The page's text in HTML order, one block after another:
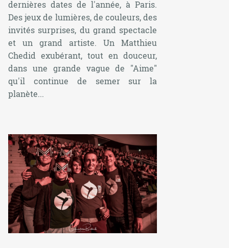
dernières dates de l'année, à Paris.
Des jeux de lumières, de couleurs, des
invités surprises, du grand spectacle
et un grand artiste. Un Matthieu
Chedid exubérant, tout en douceur,
dans une grande vague de "Aime"
qu'il continue de semer sur la
planète...